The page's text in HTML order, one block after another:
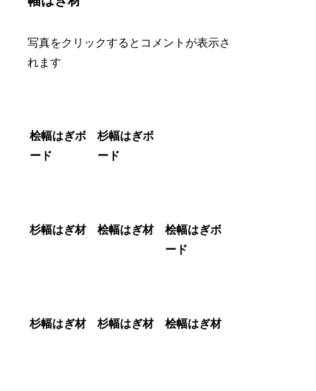
写真をクリックするとコメントが表示さ
れます
桧幅はぎボ
ード
杉幅はぎボ
ード
杉幅はぎ材 桧幅はぎ材
桧幅はぎボ
ード
杉幅はぎ材 杉幅はぎ材 桧幅はぎ材